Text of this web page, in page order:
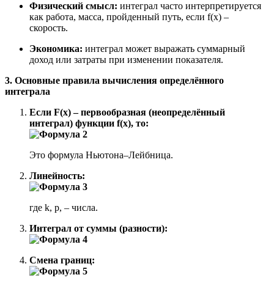
Физический смысл: интеграл часто интерпретируется
как работа, масса, пройденный путь, если f(x) –
скорость.
Экономика: интеграл может выражать суммарный
доход или затраты при изменении показателя.
3. Основные правила вычисления определённого
интеграла
Если F(x) – первообразная (неопределённый
интеграл) функции f(x), то:
Это формула Ньютона–Лейбница.
Линейность:
где k, p, – числа.
Интеграл от суммы (разности):
Смена границ: